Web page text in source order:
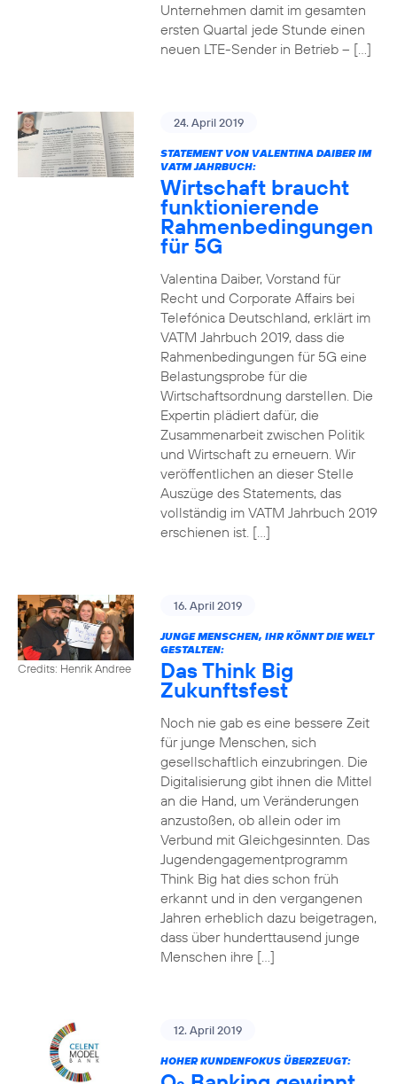
Unternehmen damit im gesamten
ersten Quartal jede Stunde einen
neuen LTE-Sender in Betrieb – […]
24. April 2019
STATEMENT VON VALENTINA DAIBER IM
VATM JAHRBUCH:
Wirtschaft braucht
funktionierende
Rahmenbedingungen
für 5G
Valentina Daiber, Vorstand für
Recht und Corporate Affairs bei
Telefónica Deutschland, erklärt im
VATM Jahrbuch 2019, dass die
Rahmenbedingungen für 5G eine
Belastungsprobe für die
Wirtschaftsordnung darstellen. Die
Expertin plädiert dafür, die
Zusammenarbeit zwischen Politik
und Wirtschaft zu erneuern. Wir
veröffentlichen an dieser Stelle
Auszüge des Statements, das
vollständig im VATM Jahrbuch 2019
erschienen ist. […]
Credits: Henrik Andree
16. April 2019
JUNGE MENSCHEN, IHR KÖNNT DIE WELT
GESTALTEN:
Das Think Big
Zukunftsfest
Noch nie gab es eine bessere Zeit
für junge Menschen, sich
gesellschaftlich einzubringen. Die
Digitalisierung gibt ihnen die Mittel
an die Hand, um Veränderungen
anzustoßen, ob allein oder im
Verbund mit Gleichgesinnten. Das
Jugendengagementprogramm
Think Big hat dies schon früh
erkannt und in den vergangenen
Jahren erheblich dazu beigetragen,
dass über hunderttausend junge
Menschen ihre […]
12. April 2019
HOHER KUNDENFOKUS ÜBERZEUGT: